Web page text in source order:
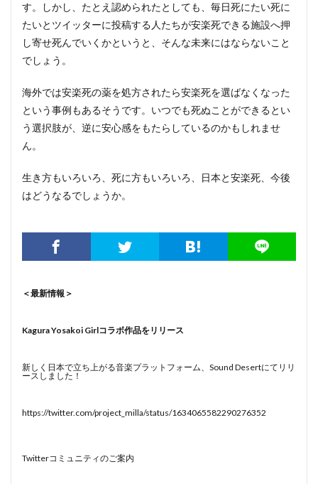
す。しかし、たとえ認められたとしても、毎日死にたい死に
たいとツイッターに投稿する人たちが安楽死できる施設へ押
し寄せ死んでいくかというと、そんな未来にはならないこと
でしょう。
海外では安楽死の薬を処方されたら安楽死を選ばなくなった
という事例もあるそうです。いつでも死ぬことができるとい
う選択肢が、逆に安心感をもたらしているのかもしれませ
ん。
生き方もいろいろ、死に方もいろいろ、日本と安楽死、今後
はどうなるでしょうか。
＜最新情報＞
Kagura Yosakoi Girlコラボ作品をリリース
新しく日本で立ち上がる音楽プラットフォーム、Sound Desertにてリリ
ースしました！
https://twitter.com/project_milla/status/1634065582290276352
Twitterコミュニティのご案内